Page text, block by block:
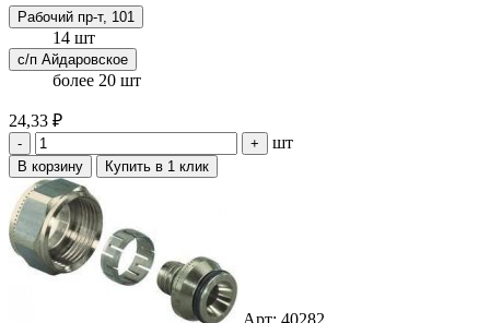
Рабочий пр-т, 101
14 шт
с/п Айдаровское
более 20 шт
24,33 ₽
- + шт
В корзину Купить в 1 клик
Арт: 40282